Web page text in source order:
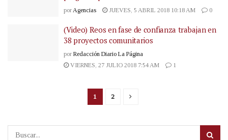
por Agencias JUEVES, 5 ABRIL 2018 10:18 AM 0
(Video) Reos en fase de confianza trabajan en
38 proyectos comunitarios
por Redacción Diario La Página
VIERNES, 27 JULIO 2018 7:54 AM
1
1 2